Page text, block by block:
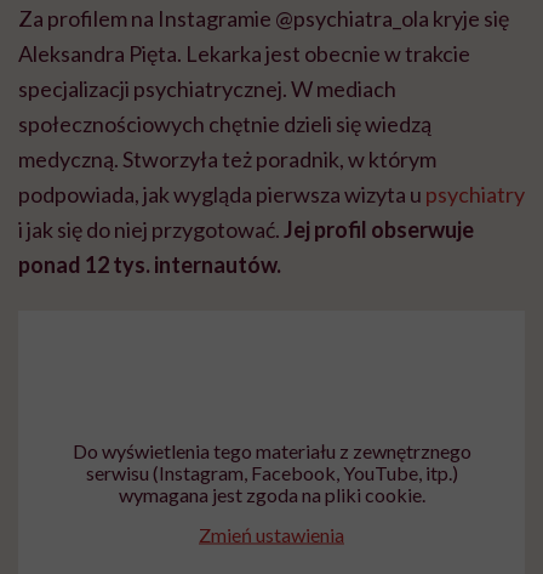
Za profilem na Instagramie @psychiatra_ola kryje się
Aleksandra Pięta. Lekarka jest obecnie w trakcie
specjalizacji psychiatrycznej. W mediach
społecznościowych chętnie dzieli się wiedzą
medyczną. Stworzyła też poradnik, w którym
podpowiada, jak wygląda pierwsza wizyta u psychiatry
i jak się do niej przygotować.Jej profil obserwuje
ponad 12 tys. internautów.
Do wyświetlenia tego materiału z zewnętrznego
serwisu (Instagram, Facebook, YouTube, itp.)
wymagana jest zgoda na pliki cookie.
Zmień ustawienia